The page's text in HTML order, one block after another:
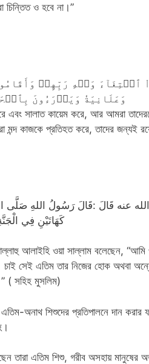
ও হবে না।”
ٱبۡتِغَآءَ وَجۡهِ رَبِّهِمۡ
وَعَلَانِيَةٗ وَيَدۡرَءُونَ
এবং সালাত কায়েম করে, আর আমরা
মন্দ কাজকে প্রতিহত করে, তাদের জন্যই
عنه قَالَ :قَالَ رَسُولُ اللهِ صَلَّى
كَهَاتَيْنِ فِي
আলাইহি ওয়া সাল্লাম বলেছেন,
সেই এতিম তার নিজের হোক অথবা
( সহিহ মুসলিম)
অনাথ শিশুদের প্রতিপালনে দান করার
তারা এতিম শিশু, গরীব অসহায় মানুষের